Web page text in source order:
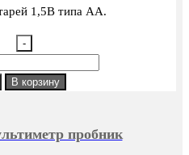
1,5В типа АА.
-
В корзину
пробник